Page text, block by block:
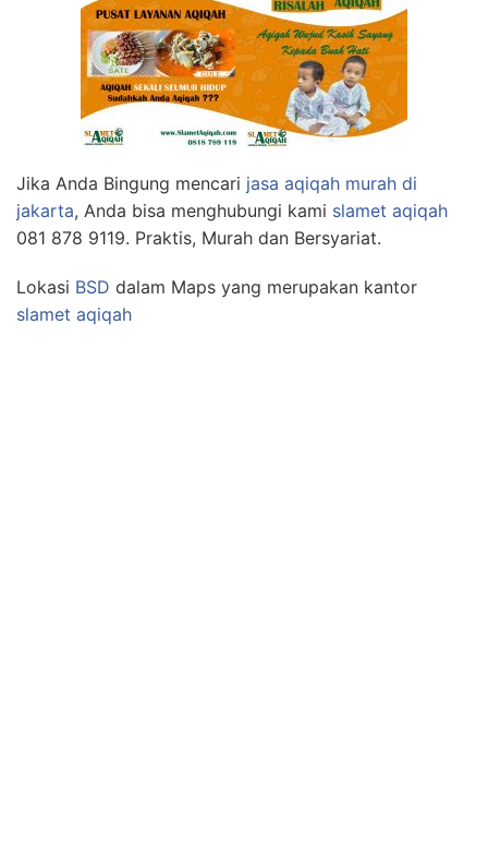
Jika Anda Bingung mencari jasa aqiqah murah di
jakarta, Anda bisa menghubungi kami slamet aqiqah
081 878 9119. Praktis, Murah dan Bersyariat.
Lokasi BSD dalam Maps yang merupakan kantor
slamet aqiqah